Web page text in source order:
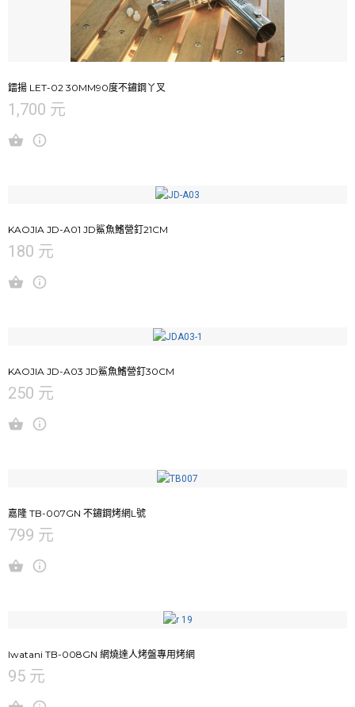
鐳揚 LET-02 30MM90度不鏽鋼丫叉
1,700 元
KAOJIA JD-A01 JD鯊魚鰭營釘21CM
180 元
KAOJIA JD-A03 JD鯊魚鰭營釘30CM
250 元
嘉隆 TB-007GN 不鏽鋼烤網L號
799 元
Iwatani TB-008GN 網燒達人烤盤專用烤網
95 元